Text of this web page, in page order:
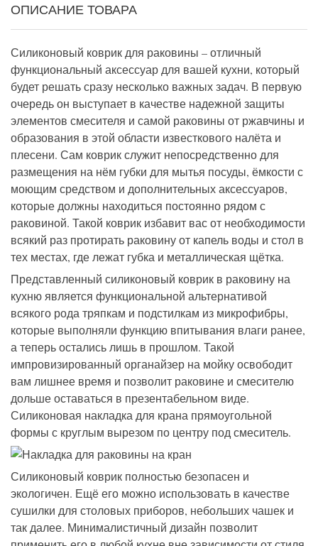
ОПИСАНИЕ ТОВАРА
Силиконовый коврик для раковины – отличный
функциональный аксессуар для вашей кухни, который
будет решать сразу несколько важных задач. В первую
очередь он выступает в качестве надежной защиты
элементов смесителя и самой раковины от ржавчины и
образования в этой области известкового налёта и
плесени. Сам коврик служит непосредственно для
размещения на нём губки для мытья посуды, ёмкости с
моющим средством и дополнительных аксессуаров,
которые должны находиться постоянно рядом с
раковиной. Такой коврик избавит вас от необходимости
всякий раз протирать раковину от капель воды и стол в
тех местах, где лежат губка и металлическая щётка.
Представленный силиконовый коврик в раковину на
кухню является функциональной альтернативой
всякого рода тряпкам и подстилкам из микрофибры,
которые выполняли функцию впитывания влаги ранее,
а теперь остались лишь в прошлом. Такой
импровизированный органайзер на мойку освободит
вам лишнее время и позволит раковине и смесителю
дольше оставаться в презентабельном виде.
Силиконовая накладка для крана прямоугольной
формы с круглым вырезом по центру под смеситель.
Силиконовый коврик полностью безопасен и
экологичен. Ещё его можно использовать в качестве
сушилки для столовых приборов, небольших чашек и
так далее. Минималистичный дизайн позволит